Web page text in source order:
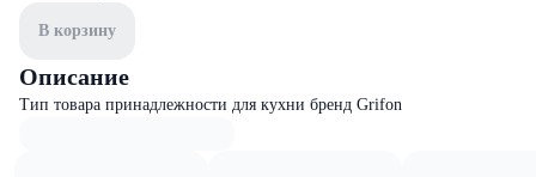
В корзину
Описание
Тип товара принадлежности для кухни бренд Grifon